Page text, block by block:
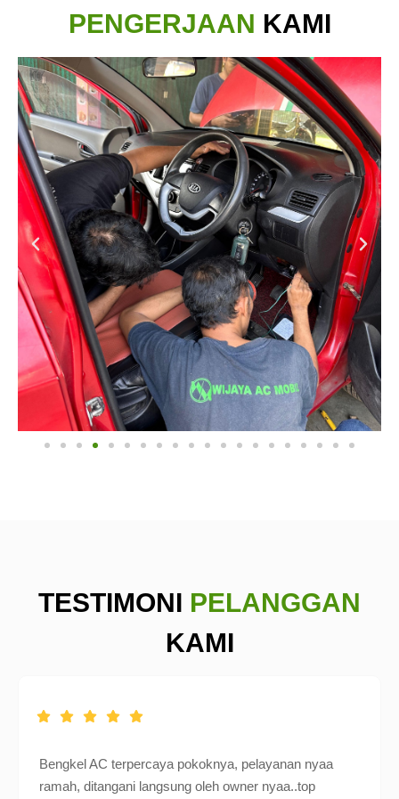
PENGERJAAN KAMI
TESTIMONI PELANGGAN
KAMI
Bengkel AC terpercaya pokoknya, pelayanan nyaa
ramah, ditangani langsung oleh owner nyaa..top